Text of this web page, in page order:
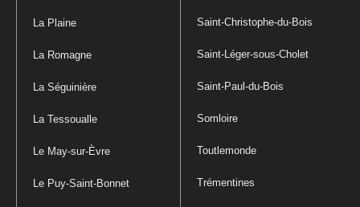
La Plaine
La Romagne
La Séguinière
La Tessoualle
Le May-sur-Èvre
Le Puy-Saint-Bonnet
Saint-Christophe-du-Bois
Saint-Léger-sous-Cholet
Saint-Paul-du-Bois
Somloire
Toutlemonde
Trémentines